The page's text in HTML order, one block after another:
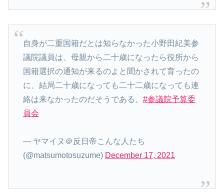
自身が二重国籍だとは知らなかった小野田紀美参
議院議員は、母親から二十歳になったら役所から
国籍選択の通知が来るのよと聞かされて育ったの
に、結局二十歳になっても二十二歳になっても連
絡は来なかったのだそうである。 #参議院予算委
員会
— ヤマイヌ＠反日帝こんな人たち
(@matsumotosuzume) December 17, 2021